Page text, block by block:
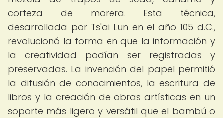
corteza de morera. Esta técnica,
desarrollada por Ts'ai Lun en el año 105 d.C.,
revolucionó la forma en que la información y
la creatividad podían ser registradas y
preservadas. La invención del papel permitió
la difusión de conocimientos, la escritura de
libros y la creación de obras artísticas en un
soporte más ligero y versátil que el bambú o